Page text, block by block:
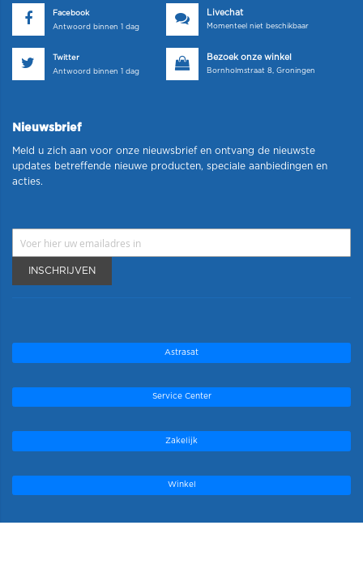
Facebook
Antwoord binnen 1 dag
Livechat
Momenteel niet beschikbaar
Twitter
Antwoord binnen 1 dag
Bezoek onze winkel
Bornholmstraat 8, Groningen
Nieuwsbrief
Meld u zich aan voor onze nieuwsbrief en ontvang de nieuwste
updates betreffende nieuwe producten, speciale aanbiedingen en
acties.
INSCHRIJVEN
Astrasat
Service Center
Zakelijk
Winkel